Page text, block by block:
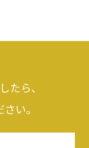
たら、
い。